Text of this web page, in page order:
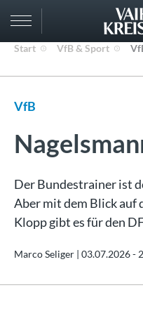
Start VfB & Sport
VfB
Der Bundestrainer ist
Aber mit dem Blick auf
Klopp gibt es für den
Marco Seliger | 03.07.2026 -